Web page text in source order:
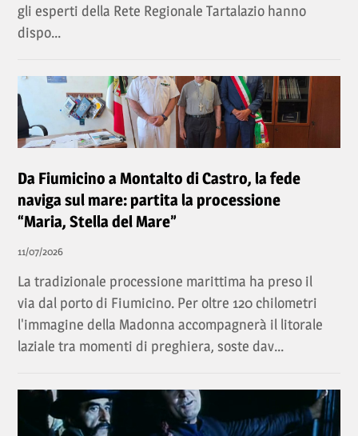
gli esperti della Rete Regionale Tartalazio hanno
dispo...
Da Fiumicino a Montalto di Castro, la fede
naviga sul mare: partita la processione
“Maria, Stella del Mare”
11/07/2026
La tradizionale processione marittima ha preso il
via dal porto di Fiumicino. Per oltre 120 chilometri
l'immagine della Madonna accompagnerà il litorale
laziale tra momenti di preghiera, soste dav...